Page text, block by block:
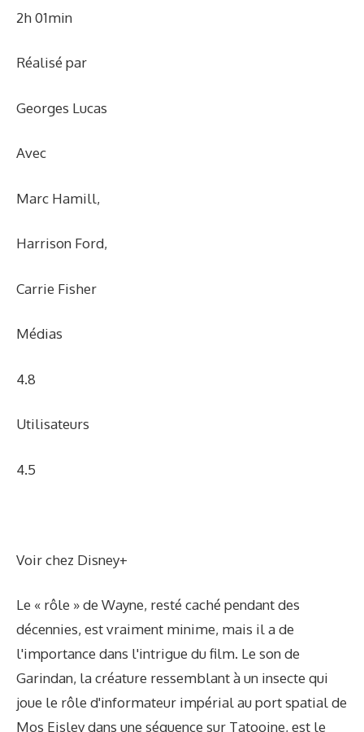
2h 01min
Réalisé par
Georges Lucas
Avec
Marc Hamill,
Harrison Ford,
Carrie Fisher
Médias
4.8
Utilisateurs
4.5
Voir chez Disney+
Le « rôle » de Wayne, resté caché pendant des
décennies, est vraiment minime, mais il a de
l'importance dans l'intrigue du film. Le son de
Garindan, la créature ressemblant à un insecte qui
joue le rôle d'informateur impérial au port spatial de
Mos Eisley dans une séquence sur Tatooine, est le